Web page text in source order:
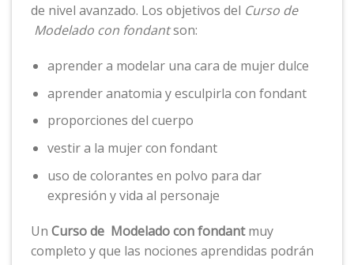
de nivel avanzado. Los objetivos del Curso de
Modelado con fondantson:
aprender a modelar una cara de mujer dulce
aprender anatomia y esculpirla con fondant
proporciones del cuerpo
vestir a la mujer con fondant
uso de colorantes en polvo para dar
expresión y vida al personaje
Un Curso de Modelado con fondantmuy
completo y que las nociones aprendidas podrán